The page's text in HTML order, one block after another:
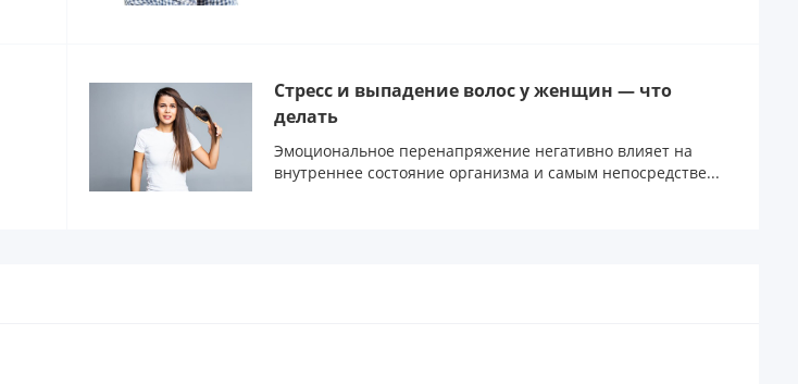
Стресс и выпадение волос у женщин — что
делать
Эмоциональное перенапряжение негативно влияет на
внутреннее состояние организма и самым непосредстве...